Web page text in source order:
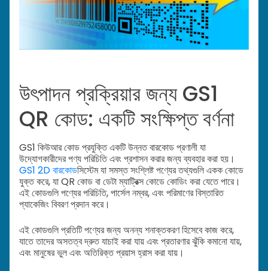
উৎপাদন প্রক্রিয়ার জন্য GS1
QR কোড: একটি সংক্ষিপ্ত বর্ণনা
GS1 কিউআর কোড প্রযুক্তি একটি উন্নত বারকোড প্রণালী যা
উদ্যোগকারীদের পণ্য পরিচিতি এবং প্রশাসন করার জন্য ব্যবহার করা হয়।
GS1 2D বারকোডসিস্টেম যা সমস্ত সংশ্লিষ্ট পণ্যের তথ্যগুলি একক কোডে
যুক্ত করে, যা QR কোড বা ডেটা ম্যাট্রিক্স কোডে কোডিং করা যেতে পারে।
এই কোডগুলি পণ্যের পরিচিতি, পার্সেল নম্বর, এবং পরিমাণের বিস্তারিত
প্যাকেজিং বিবরণ প্রদান করে।
এই কোডগুলি প্রতিটি পণ্যের জন্য অনন্য শনাক্তকরণ হিসেবে কাজ করে,
যাতে তাদের অসতত্ব দ্রুত যাচাই করা যায় এবং প্রতারণার ঝুঁকি কমানো যায়,
এবং মানুষের ভুল এবং অতিরিক্ত প্রয়াস হ্রাস করা যায়।